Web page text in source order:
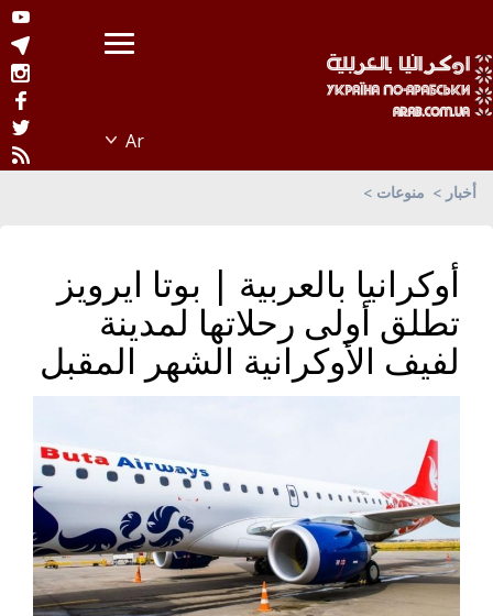
أخبار منوعات
أوكرانيا بالعربية | بوتا ايرويز
تطلق أولى رحلاتها لمدينة
لفيف الأوكرانية الشهر المقبل